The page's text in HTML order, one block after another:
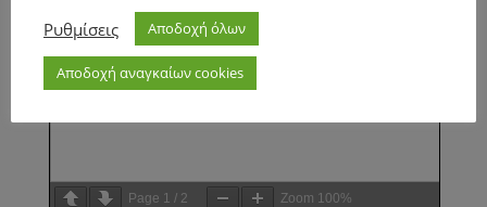
Page 1 / 2 Zoom 100%
Ρυθμίσεις
Αποδοχή όλων
Αποδοχή αναγκαίων cookies